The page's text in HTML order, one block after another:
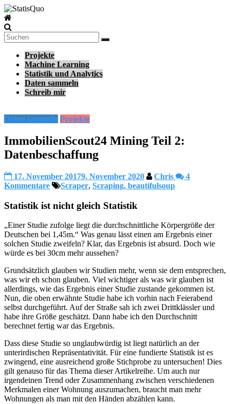
Zum
Inhalt
springen
StatisQuo
Data
Machine
Learning
Python
Projekte
Machine Learning
Statistik und Analytics
Daten sammeln
Schreib mir
Daten sammeln Projekte
ImmobilienScout24 Mining Teil 2:
Datenbeschaffung
17. November 20179. November 2020 Chris
4
Kommentare
Scraper, Scraping. beautifulsoup
Statistik ist nicht gleich Statistik
„Einer Studie zufolge liegt die durchschnittliche Körpergröße der
Deutschen bei 1,45m.“ Was genau lässt einen am Ergebnis einer
solchen Studie zweifeln? Klar, das Ergebnis ist absurd. Doch wie
würde es bei 30cm mehr aussehen?
Grundsätzlich glauben wir Studien mehr, wenn sie dem entsprechen,
was wir eh schon glauben. Viel wichtiger als was wir glauben ist
allerdings, wie das Ergebnis einer Studie zustande gekommen ist.
Nun, die oben erwähnte Studie habe ich vorhin nach Feierabend
selbst durchgeführt. Auf der Straße sah ich zwei Drittklässler und
habe ihre Größe geschätzt. Dann habe ich den Durchschnitt
berechnet fertig war das Ergebnis.
Dass diese Studie so unglaubwürdig ist liegt natürlich an der
unterirdischen Repräsentativität. Für eine fundierte Statistik ist es
zwingend, eine ausreichend große Stichprobe zu untersuchen! Dies
gilt genauso für das Thema dieser Artikelreihe. Um auch nur
irgendeinen Trend oder Zusammenhang zwischen verschiedenen
Merkmalen einer Wohnung auszumachen, braucht man mehr
Wohnungen als man mit den Händen abzählen kann.